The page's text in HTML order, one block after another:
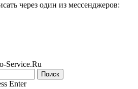
через один из мессенджеров:
Service.Ru
Enter